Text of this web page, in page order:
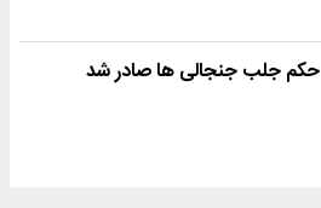
حکم جلب جنجالی ها صادر شد